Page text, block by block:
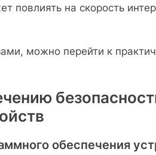
повлиять на скорость
можно перейти к
обеспечения